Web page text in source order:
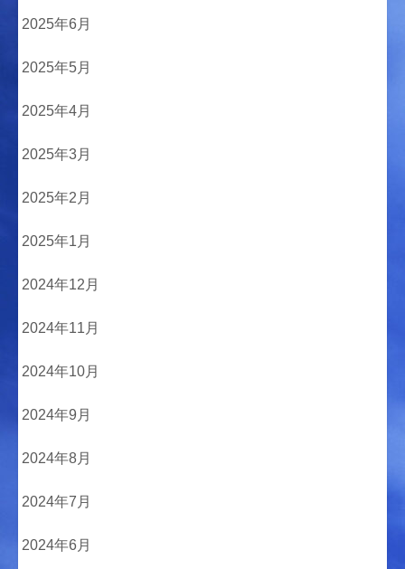
2025年6月
2025年5月
2025年4月
2025年3月
2025年2月
2025年1月
2024年12月
2024年11月
2024年10月
2024年9月
2024年8月
2024年7月
2024年6月